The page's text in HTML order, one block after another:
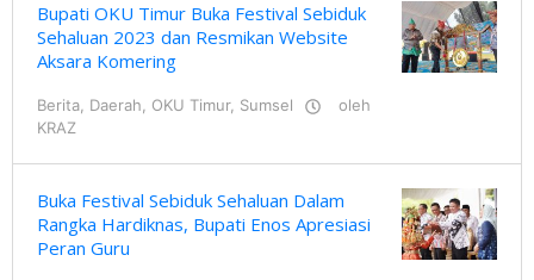
Bupati OKU Timur Buka Festival Sebiduk
Sehaluan 2023 dan Resmikan Website
Aksara Komering
Berita Daerah OKU Timur, Sumsel
oleh
KRAZ
Buka Festival Sebiduk Sehaluan Dalam
Rangka Hardiknas, Bupati Enos Apresiasi
Peran Guru